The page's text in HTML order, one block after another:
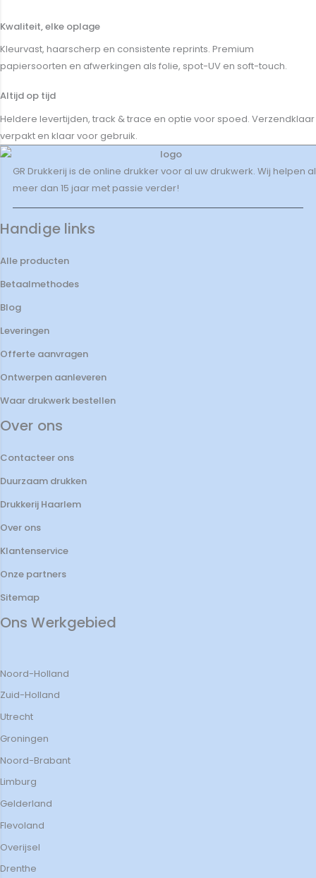
Kwaliteit, elke oplage
Kleurvast, haarscherp en consistente reprints. Premium
papiersoorten en afwerkingen als folie, spot-UV en soft-touch.
Altijd op tijd
Heldere levertijden, track & trace en optie voor spoed. Verzendklaar
verpakt en klaar voor gebruik.
GR Drukkerij is de online drukker voor al uw drukwerk. Wij helpen al
meer dan 15 jaar met passie verder!
Handige links
Alle producten
Betaalmethodes
Blog
Leveringen
Offerte aanvragen
Ontwerpen aanleveren
Waar drukwerk bestellen
Over ons
Contacteer ons
Duurzaam drukken
Drukkerij Haarlem
Over ons
Klantenservice
Onze partners
Sitemap
Ons Werkgebied
Noord-Holland
Zuid-Holland
Utrecht
Groningen
Noord-Brabant
Limburg
Gelderland
Flevoland
Overijsel
Drenthe